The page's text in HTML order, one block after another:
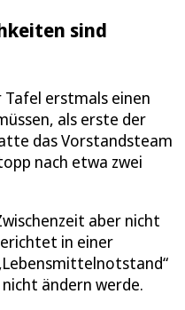
sind
erstmals einen
als erste der
das Vorstandsteam
nach etwa zwei
aber nicht
in einer
ändern werde.